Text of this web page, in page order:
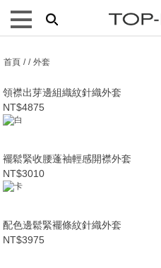
首頁 / / 外套
領襟出芽邊組織紋針織外套
NT$4875
襬鬆緊收腰蓬袖輕感開襟外套
NT$3010
配色邊鬆緊襬條紋針織外套
NT$3975